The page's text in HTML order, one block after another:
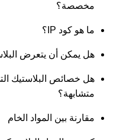
مخصصة؟
ما هو كود IP؟
هل يمكن أن يتعرض
هل خصائص البلاستيك
متشابهة؟
مقارنة بين المواد الخام